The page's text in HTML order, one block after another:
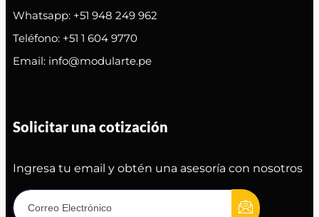
Whatsapp: +51 948 249 962
Teléfono: +51 1 604 9770
Email: info@modularte.pe
Solicitar una cotización
Ingresa tu email y obtén una asesoría con nosotros